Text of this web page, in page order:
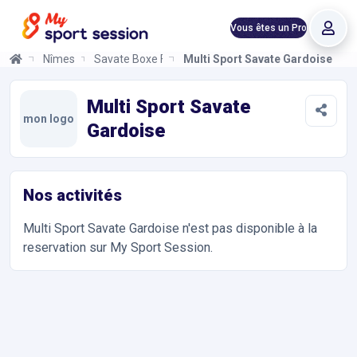
Vous êtes un Pro
Nîmes Savate Boxe FrançaiseMulti Sport Savate Gardoise
mon logo
Multi Sport Savate
Gardoise
Nos activités
Multi Sport Savate Gardoise n'est pas disponible à la
reservation sur My Sport Session.